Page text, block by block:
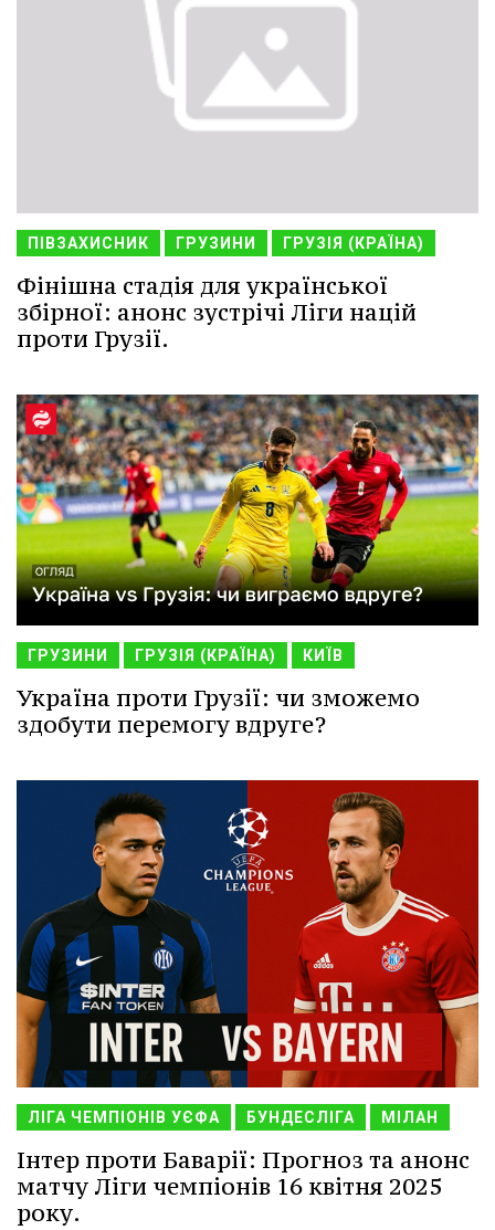
ПІВЗАХИСНИК ГРУЗИНИ ГРУЗІЯ (КРАЇНА)
Фінішна стадія для української
збірної: анонс зустрічі Ліги націй
проти Грузії.
ГРУЗИНИ ГРУЗІЯ (КРАЇНА) КИЇВ
Україна проти Грузії: чи зможемо
здобути перемогу вдруге?
ЛІГА ЧЕМПІОНІВ УЄФА БУНДЕСЛІГА МІЛАН
Інтер проти Баварії: Прогноз та анонс
матчу Ліги чемпіонів 16 квітня 2025
року.